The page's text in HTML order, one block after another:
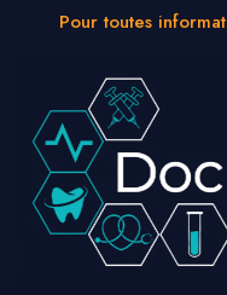
Pour toutes